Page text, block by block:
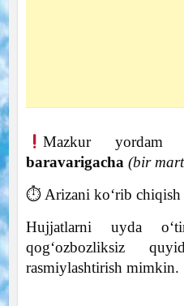
Mazkur
baravarigacha (bir
⏱ Arizani ko‘rib chiqish
Hujjatlarni uyda
qog‘ozbozliksiz
rasmiylashtirish mimkin.